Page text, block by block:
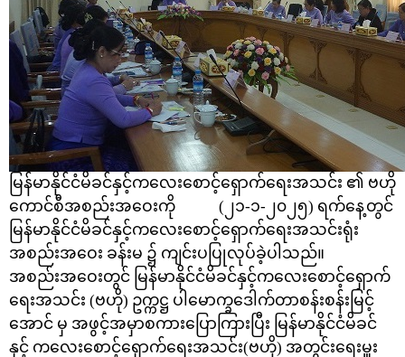
မြန်မာနိုင်ငံမိခင်နှင့်ကလေးစောင့်ရှောက်ရေးအသင်း ၏ ဗဟို
ကောင်စီအစည်းအဝေးကို (၂၁-၁-၂၀၂၅) ရက်နေ့တွင်
မြန်မာနိုင်ငံမိခင်နှင့်ကလေးစောင့်ရှောက်ရေးအသင်းရုံး
အစည်းအဝေး ခန်းမ ၌ ကျင်းပပြုလုပ်ခဲ့ပါသည်။
အစည်းအဝေးတွင် မြန်မာနိုင်ငံမိခင်နှင့်ကလေးစောင့်ရှောက်
ရေးအသင်း (ဗဟို) ဥက္ကဋ္ဌ ပါမောက္ခဒေါက်တာစန်းစန်းမြင့်
အောင် မှ အဖွင့်အမှာစကားပြောကြားပြီး မြန်မာနိုင်ငံမိခင်
နှင့် ကလေးစောင့်ရှောက်ရေးအသင်း(ဗဟို) အတွင်းရေးမှူး